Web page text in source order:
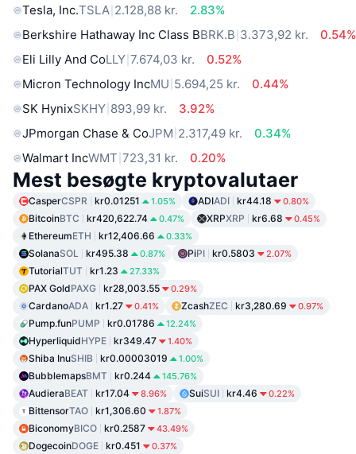
Tesla, Inc.TSLA 2.128,88 kr.
2.83%
Berkshire Hathaway Inc Class BBRK.B 3.373,92 kr.
0.54%
Eli Lilly And CoLLY 7.674,03 kr.
0.52%
Micron Technology IncMU 5.694,25 kr.
0.44%
SK HynixSKHY 893,99 kr.
3.92%
JPmorgan Chase & CoJPM 2.317,49 kr.
0.34%
Walmart IncWMT 723,31 kr. 0.20%
Mest besøgte kryptovalutaer
CasperCSPR kr0.01251 1.05% ADIADI kr44.18 0.80%
BitcoinBTC kr420,622.74 0.47% XRPXRP kr6.68 0.45%
EthereumETH kr12,406.66 0.33%
SolanaSOL kr495.38 0.87% PiPI kr0.5803 2.07%
TutorialTUT kr1.23 27.33%
PAX GoldPAXG kr28,003.55 0.29%
CardanoADA kr1.27 0.41% ZcashZEC kr3,280.69 0.97%
Pump.funPUMP kr0.01786 12.24%
HyperliquidHYPE kr349.47 1.40%
Shiba InuSHIB kr0.00003019 1.00%
BubblemapsBMT kr0.244 145.76%
AudieraBEAT kr17.04 8.96% SuiSUI kr4.46 0.22%
BittensorTAO kr1,306.60 1.87%
BiconomyBICO kr0.2587 43.49%
DogecoinDOGE kr0.451 0.37%